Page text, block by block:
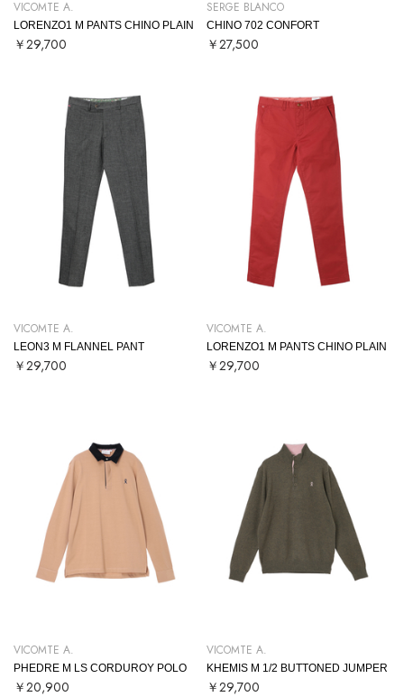
VICOMTE A.
LORENZO1 M PANTS CHINO PLAIN
￥29,700
SERGE BLANCO
CHINO 702 CONFORT
￥27,500
VICOMTE A.
LEON3 M FLANNEL PANT
￥29,700
VICOMTE A.
LORENZO1 M PANTS CHINO PLAIN
￥29,700
VICOMTE A.
PHEDRE M LS CORDUROY POLO
￥20,900
VICOMTE A.
KHEMIS M 1/2 BUTTONED JUMPER
￥29,700